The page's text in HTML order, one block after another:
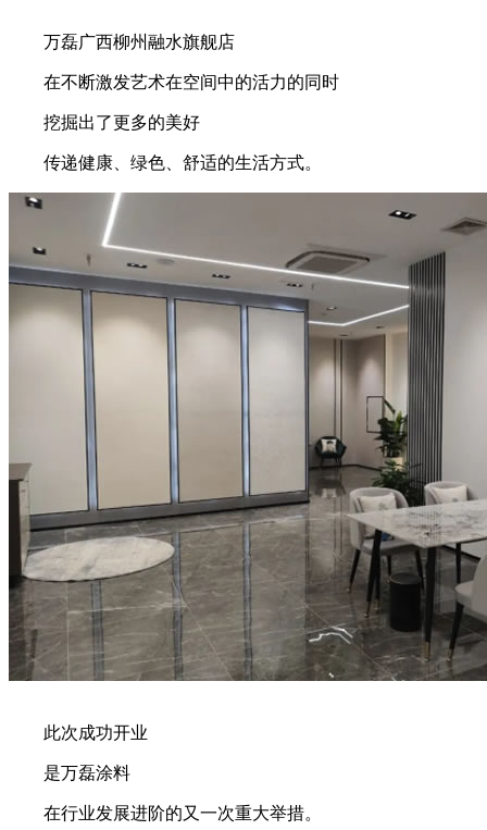
万磊广西柳州融水旗舰店
在不断激发艺术在空间中的活力的同时
挖掘出了更多的美好
传递健康、绿色、舒适的生活方式。
此次成功开业
是万磊涂料
在行业发展进阶的又一次重大举措。